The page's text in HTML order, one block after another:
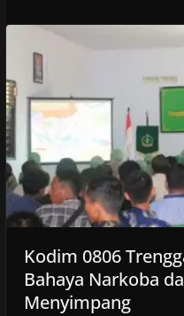
Kodim 0806
Bahaya Narkoba
Menyimpang